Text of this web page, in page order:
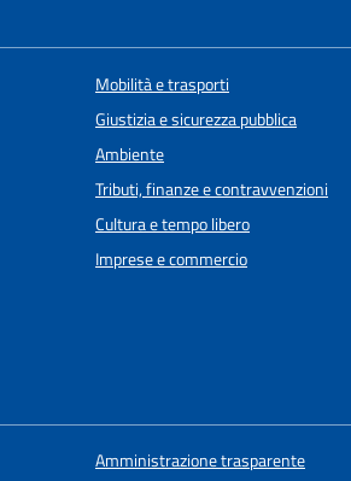
Mobilità e trasporti
Giustizia e sicurezza pubblica
Ambiente
Tributi, finanze e contravvenzioni
Cultura e tempo libero
Imprese e commercio
Amministrazione trasparente